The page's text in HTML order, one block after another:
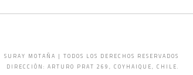
SURAY MOTAÑA | TODOS LOS DERECHOS RESERVADOS
DIRECCIÓN: ARTURO PRAT 269, COYHAIQUE, CHILE.